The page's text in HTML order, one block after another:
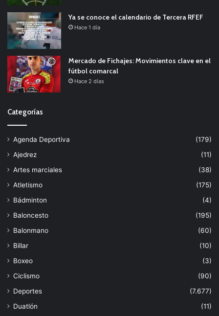
Ya se conoce el calendario de Tercera RFEF
Hace 1 día
Mercado de Fichajes: Movimientos clave en el
fútbol comarcal
Hace 2 días
Categorías
Agenda Deportiva
(179)
Ajedrez
(11)
Artes marciales
(38)
Atletismo
(175)
Bádminton
(4)
Baloncesto
(195)
Balonmano
(60)
Billar
(10)
Boxeo
(3)
Ciclismo
(90)
Deportes
(7.677)
Duatlón
(11)